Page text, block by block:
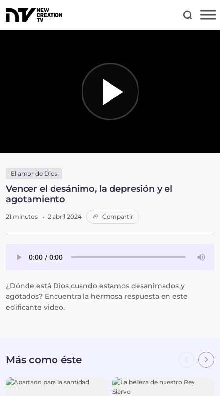
El amor de Dios
Vencer el desánimo, la depresión y el
agotamiento
21 minutos 2 abril 2024 Compartir
¿Dónde está Dios cuando estamos desanimados y
agotados? Encuentra la hermosa respuesta en este
edificante video.
Más como éste